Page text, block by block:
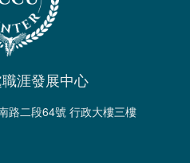
涯發展中心
路二段64號 行政大樓三樓